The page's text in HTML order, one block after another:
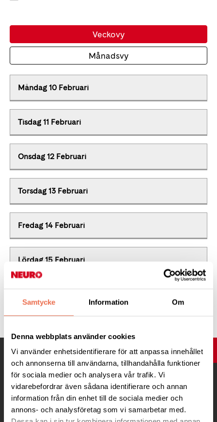
Samtycke Information Om
Denna webbplats använder cookies
Vi använder enhetsidentifierare för att anpassa innehållet
och annonserna till användarna, tillhandahålla funktioner
för sociala medier och analysera vår trafik. Vi
vidarebefordrar även sådana identifierare och annan
information från din enhet till de sociala medier och
annons- och analysföretag som vi samarbetar med.
Veckovy
Månadsvy
Måndag 10 Februari
Tisdag 11 Februari
Onsdag 12 Februari
Torsdag 13 Februari
Fredag 14 Februari
Lördag 15 Februari
UPP